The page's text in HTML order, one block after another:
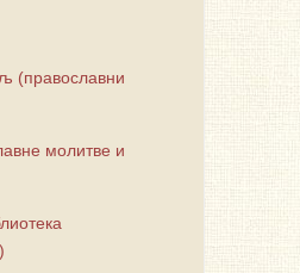
(православни
молитве и